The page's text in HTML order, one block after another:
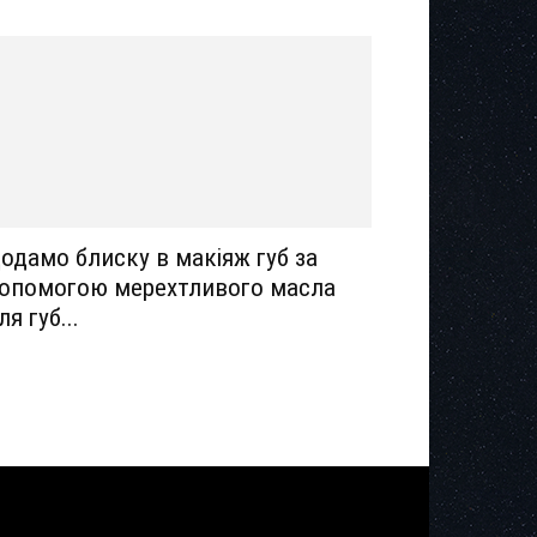
блиску в макіяж губ за
мерехтливого масла
губ...